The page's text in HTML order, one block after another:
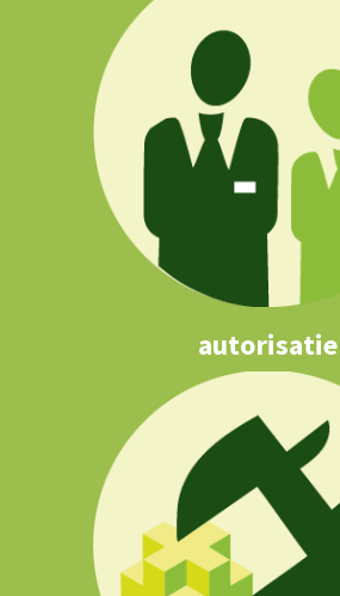
autorisatie